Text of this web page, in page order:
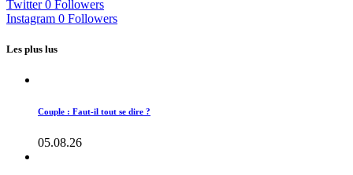
Twitter 0 Followers
Instagram 0 Followers
Les plus lus
Couple : Faut-il tout se dire ?
05.08.26